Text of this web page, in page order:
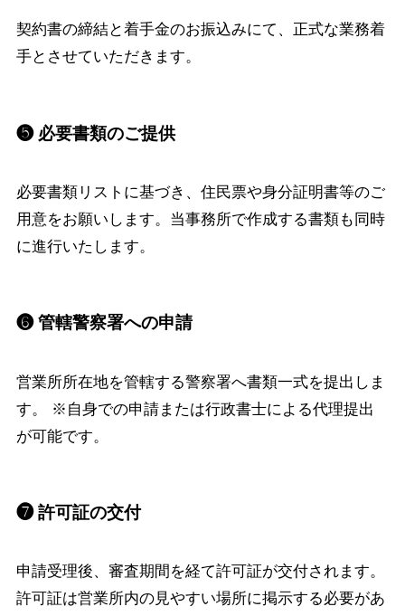
契約書の締結と着手金のお振込みにて、正式な業務着
手とさせていただきます。
❺ 必要書類のご提供
必要書類リストに基づき、住民票や身分証明書等のご
用意をお願いします。当事務所で作成する書類も同時
に進行いたします。
❻ 管轄警察署への申請
営業所所在地を管轄する警察署へ書類一式を提出しま
す。 ※自身での申請または行政書士による代理提出
が可能です。
❼ 許可証の交付
申請受理後、審査期間を経て許可証が交付されます。
許可証は営業所内の見やすい場所に掲示する必要があ